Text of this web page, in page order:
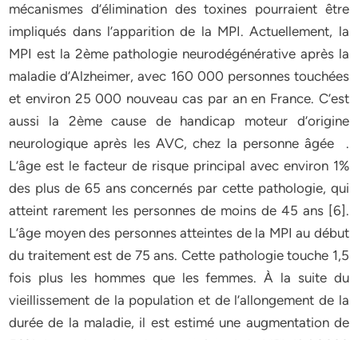
mécanismes d’élimination des toxines pourraient être
impliqués dans l’apparition de la MPI. Actuellement, la
MPI est la 2ème pathologie neurodégénérative après la
maladie d’Alzheimer, avec 160 000 personnes touchées
et environ 25 000 nouveau cas par an en France. C’est
aussi la 2ème cause de handicap moteur d’origine
neurologique après les AVC, chez la personne âgée .
L’âge est le facteur de risque principal avec environ 1%
des plus de 65 ans concernés par cette pathologie, qui
atteint rarement les personnes de moins de 45 ans [6].
L’âge moyen des personnes atteintes de la MPI au début
du traitement est de 75 ans. Cette pathologie touche 1,5
fois plus les hommes que les femmes. À la suite du
vieillissement de la population et de l’allongement de la
durée de la maladie, il est estimé une augmentation de